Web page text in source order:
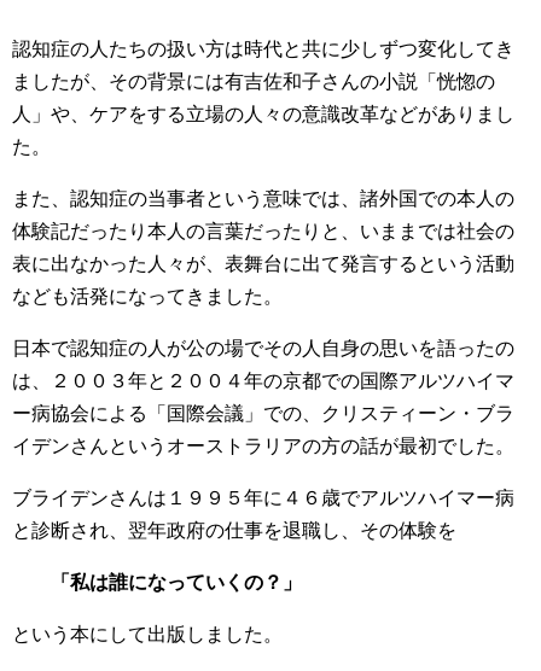
認知症の人たちの扱い方は時代と共に少しずつ変化してき
ましたが、その背景には有吉佐和子さんの小説「恍惚の
人」や、ケアをする立場の人々の意識改革などがありまし
た。
また、認知症の当事者という意味では、諸外国での本人の
体験記だったり本人の言葉だったりと、いままでは社会の
表に出なかった人々が、表舞台に出て発言するという活動
なども活発になってきました。
日本で認知症の人が公の場でその人自身の思いを語ったの
は、２００３年と２００４年の京都での国際アルツハイマ
ー病協会による「国際会議」での、クリスティーン・ブラ
イデンさんというオーストラリアの方の話が最初でした。
ブライデンさんは１９９５年に４６歳でアルツハイマー病
と診断され、翌年政府の仕事を退職し、その体験を
「私は誰になっていくの？」
という本にして出版しました。